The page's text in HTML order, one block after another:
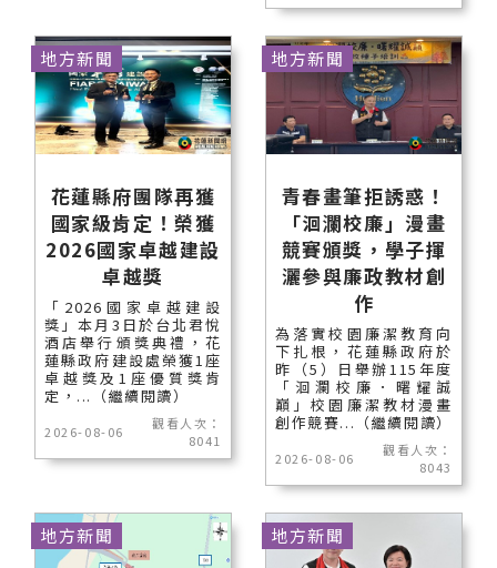
花蓮縣府團隊再獲
國家級肯定！榮獲
2026國家卓越建設
卓越獎
「2026國家卓越建設
獎」本月3日於台北君悅
酒店舉行頒獎典禮，花
蓮縣政府建設處榮獲1座
卓越獎及1座優質獎肯
定，...（繼續閱讀）
2026-08-06
觀看人次：
8041
地方新聞
青春畫筆拒誘惑！
「洄瀾校廉」漫畫
競賽頒獎，學子揮
灑參與廉政教材創
作
為落實校園廉潔教育向
下扎根，花蓮縣政府於
昨（5）日舉辦115年度
「洄瀾校廉．曙耀誠
巔」校園廉潔教材漫畫
創作競賽...（繼續閱讀）
2026-08-06
觀看人次：
8043
地方新聞
地方新聞 地方新聞